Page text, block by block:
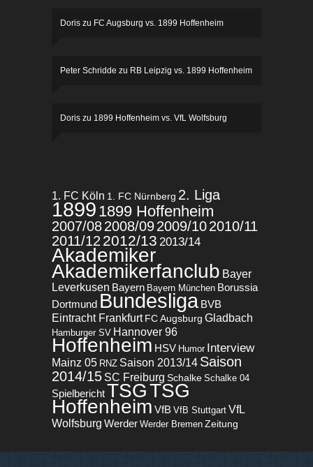
Doris zu FC Augsburg vs. 1899 Hoffenheim
Peter Schridde zu RB Leipzig vs. 1899 Hoffenheim
Doris zu 1899 Hoffenheim vs. VfL Wolfsburg
1. FC Köln 1. FC Nürnberg 2. Liga
1899 1899 Hoffenheim
2007/082008/092009/102010/11
2011/12 2012/13 2013/14
Akademiker
Akademikerfanclub Bayer
Leverkusen Bayern Bayern München Borussia
Dortmund Bundesliga BVB
Eintracht Frankfurt FC Augsburg Gladbach
Hamburger SV Hannover 96
Hoffenheim HSV Humor Interview
Mainz 05 RNZ Saison 2013/14 Saison
2014/15 SC Freiburg Schalke Schalke 04
SpielberichtTSGTSG
Hoffenheim VfB VfB Stuttgart VfL
Wolfsburg Werder Werder Bremen Zeitung